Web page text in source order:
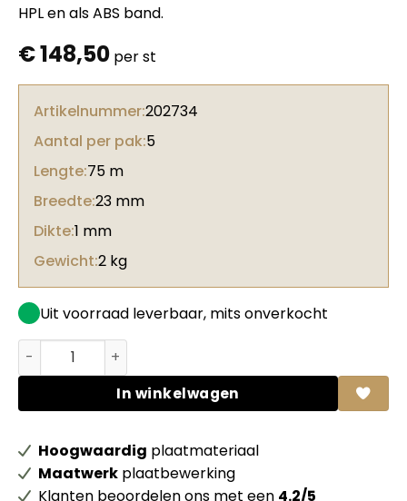
HPL en als ABS band.
€148,50 per st
Artikelnummer:202734
Aantal per pak:5
Lengte:75 m
Breedte:23 mm
Dikte:1 mm
Gewicht:2 kg
Uit voorraad leverbaar, mits onverkocht
Unilin ABS kantenband 0U831 Supermat MST Night
In winkelwagen
Hoogwaardig plaatmateriaal
Maatwerk plaatbewerking
Klanten beoordelen ons met een 4.2/5